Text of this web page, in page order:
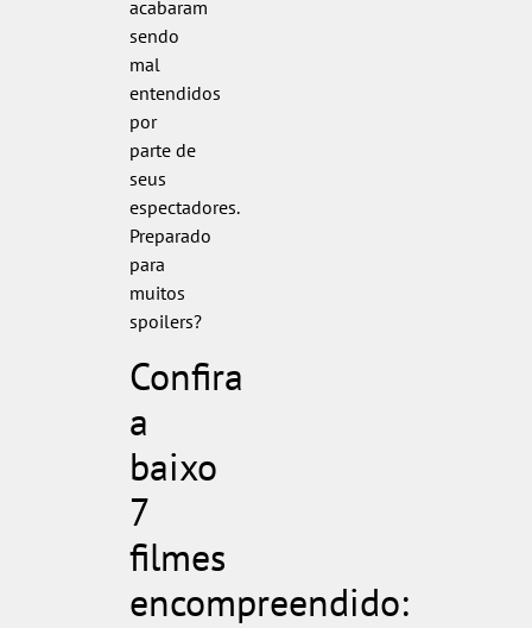
acabaram
sendo
mal
entendidos
por
parte de
seus
espectadores.
Preparado
para
muitos
spoilers?
Confira
a
baixo
7
filmes
encompreendido: